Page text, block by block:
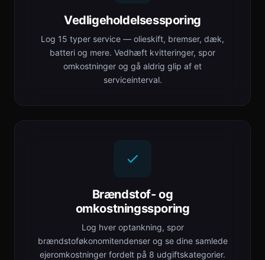
Vedligeholdelsessporing
Log 15 typer service — olieskift, bremser, dæk,
batteri og mere. Vedhæft kvitteringer, spor
omkostninger og gå aldrig glip af et
serviceinterval.
Brændstof- og
omkostningssporing
Log hver optankning, spor
brændstoføkonomitendenser og se dine samlede
ejeromkostninger fordelt på 8 udgiftskategorier.